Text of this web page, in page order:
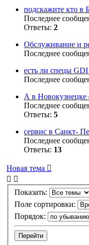
подскажите кто в
Последнее
Ответы: 2
Обслуживание и
Последнее
есть ли спецы
Последнее
А в Новокузнецке
Последнее
Ответы: 5
сервис в Санкт-
Последнее
Ответы: 13
Новая тема
Показать:
Поле сортировки:
Порядок: